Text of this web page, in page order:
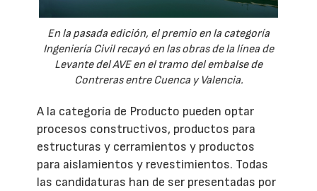
En la pasada edición, el premio en la categoría
Ingeniería Civil recayó en las obras de la línea de
Levante del AVE en el tramo del embalse de
Contreras entre Cuenca y Valencia.
A la categoría de Producto pueden optar
procesos constructivos, productos para
estructuras y cerramientos y productos
para aislamientos y revestimientos. Todas
las candidaturas han de ser presentadas por